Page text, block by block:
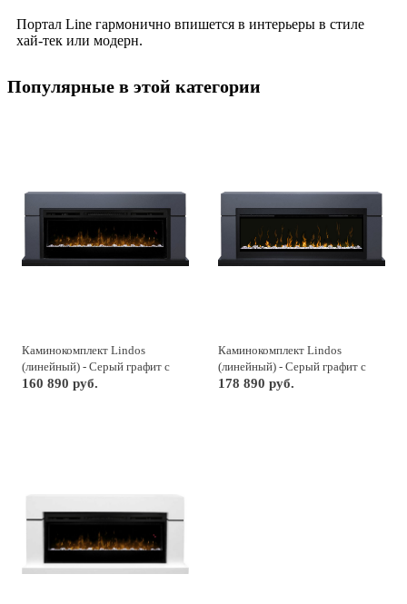
Портал Line гармонично впишется в интерьеры в стиле
хай-тек или модерн.
Популярные в этой категории
Каминокомплект Lindos
(линейный) - Серый графит с
очагом Prism BLF5051
160 890 руб.
Каминокомплект Lindos
(линейный) - Серый графит с
очагом Ignite XLF50
178 890 руб.